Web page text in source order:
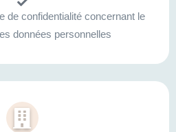
de confidentialité concernant le
données personnelles